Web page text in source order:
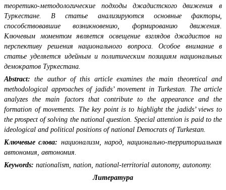
теоретико-методологические подходы джадистского движения в
Туркестане. В статье анализируются основные факторы,
способствовавшие возникновению, формированию движения.
Ключевым моментом является освещение взглядов джадистов на
перспективу решения национального вопроса. Особое внимание в
статье уделяется идейным и политическим позициям национальных
демократов Туркестана.
Abstract: the author of this article examines the main theoretical and
methodological approaches of jadids’ movement in Turkestan. The article
analyzes the main factors that contribute to the appearance and the
formation of movements. The key point is to highlight the jadids’ views to
the prospect of solving the national question. Special attention is paid to the
ideological and political positions of national Democrats of Turkestan.
Ключевые слова: национализм, народ, национально-территориальная
автономия, автономия.
Keywords: nationalism, nation, national-territorial autonomy, autonomy.
Литература